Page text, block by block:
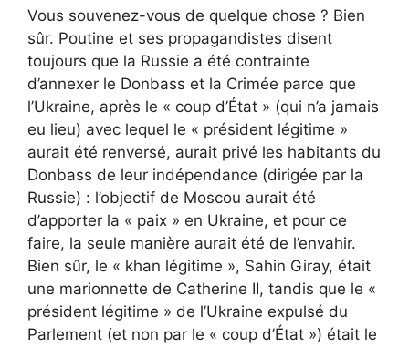
Vous souvenez-vous de quelque chose ? Bien
sûr. Poutine et ses propagandistes disent
toujours que la Russie a été contrainte
d’annexer le Donbass et la Crimée parce que
l’Ukraine, après le « coup d’État » (qui n’a jamais
eu lieu) avec lequel le « président légitime »
aurait été renversé, aurait privé les habitants du
Donbass de leur indépendance (dirigée par la
Russie) : l’objectif de Moscou aurait été
d’apporter la « paix » en Ukraine, et pour ce
faire, la seule manière aurait été de l’envahir.
Bien sûr, le « khan légitime », Sahin Giray, était
une marionnette de Catherine II, tandis que le «
président légitime » de l’Ukraine expulsé du
Parlement (et non par le « coup d’État ») était le